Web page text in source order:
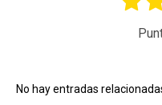
No hay entradas